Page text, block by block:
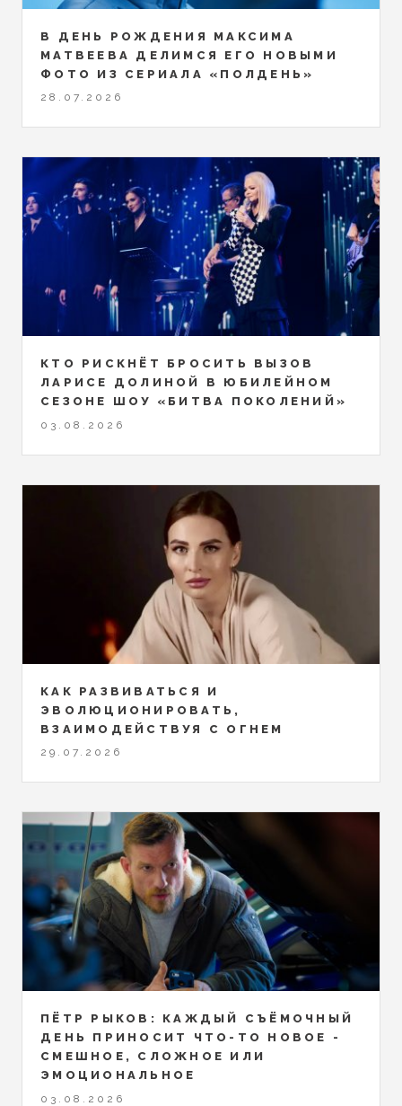
В ДЕНЬ РОЖДЕНИЯ МАКСИМА
МАТВЕЕВА ДЕЛИМСЯ ЕГО НОВЫМИ
ФОТО ИЗ СЕРИАЛА «ПОЛДЕНЬ»
28.07.2026
КТО РИСКНЁТ БРОСИТЬ ВЫЗОВ
ЛАРИСЕ ДОЛИНОЙ В ЮБИЛЕЙНОМ
СЕЗОНЕ ШОУ «БИТВА ПОКОЛЕНИЙ»
03.08.2026
КАК РАЗВИВАТЬСЯ И
ЭВОЛЮЦИОНИРОВАТЬ,
ВЗАИМОДЕЙСТВУЯ С ОГНЕМ
29.07.2026
ПЁТР РЫКОВ: КАЖДЫЙ СЪЁМОЧНЫЙ
ДЕНЬ ПРИНОСИТ ЧТО-ТО НОВОЕ -
СМЕШНОЕ, СЛОЖНОЕ ИЛИ
ЭМОЦИОНАЛЬНОЕ
03.08.2026